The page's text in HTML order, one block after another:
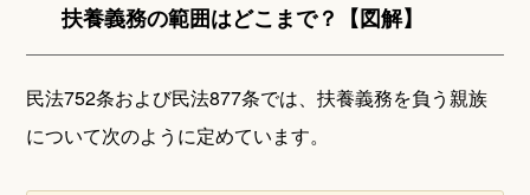
扶養義務の範囲はどこまで？【図解】
民法752条および民法877条では、扶養義務を負う親族
について次のように定めています。